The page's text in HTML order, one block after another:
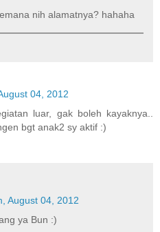
nih alamatnya? hahaha
04, 2012
luar, gak boleh kayaknya..
bgt anak2 sy aktif :)
August 04, 2012
ya Bun :)